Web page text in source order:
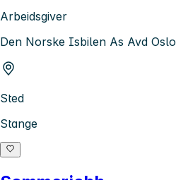
Arbeidsgiver
Den Norske Isbilen As Avd Oslo
Sted
Stange